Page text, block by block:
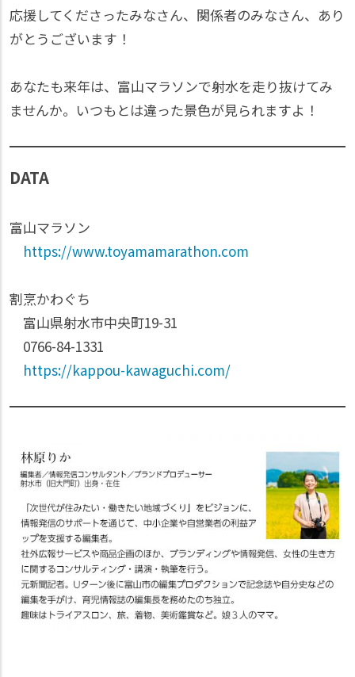
応援してくださったみなさん、関係者のみなさん、あり
がとうございます！
あなたも来年は、富山マラソンで射水を走り抜けてみ
ませんか。いつもとは違った景色が見られますよ！
DATA
富山マラソン
https://www.toyamamarathon.com
割烹かわぐち
富山県射水市中央町19-31
0766-84-1331
https://kappou-kawaguchi.com/